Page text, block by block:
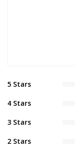
5 Stars
4 Stars
3 Stars
2 Stars